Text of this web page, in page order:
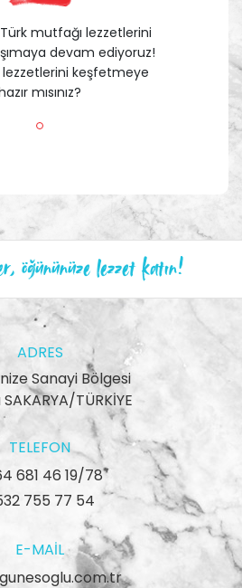
mutfağı lezzetlerini
devam ediyoruz!
keşfetmeye
mısınız?
öğününüze lezzet katın!
ADRES
Sanayi Bölgesi
TÜRKİYE
TELEFON
681 46 19/78
755 77 54
E-MAIL